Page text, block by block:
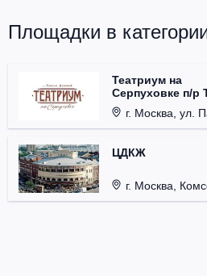
Площадки в
Театриум на
Серпуховке п/р
Дуровой
г. Москва, ул.
ЦДКЖ
г. Москва,